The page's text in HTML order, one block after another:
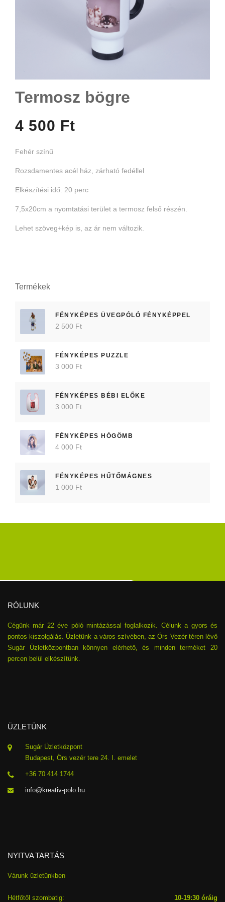
JUST HOODS PULÓVER KAPUCNIS
Termosz bögre
4 500 Ft
Fehér színű
Rozsdamentes acél ház, zárható fedéllel
Elkészítési idő: 20 perc
7,5x20cm a nyomtatási terület a termosz felső részén.
Lehet szöveg+kép is, az ár nem változik.
Termékek
FÉNYKÉPES ÜVEGPÓLÓ FÉNYKÉPPEL
2 500 Ft
FÉNYKÉPES PUZZLE
3 000 Ft
FÉNYKÉPES BÉBI ELŐKE
3 000 Ft
FÉNYKÉPES HÓGÖMB
4 000 Ft
FÉNYKÉPES HŰTŐMÁGNES
1 000 Ft
RÓLUNK
Cégünk már 22 éve póló mintázással foglalkozik. Célunk a gyors és
pontos kiszolgálás. Üzletünk a város szívében, az Örs Vezér téren lévő
Sugár Üzletközpontban könnyen elérhető, és minden terméket 20
percen belül elkészítünk.
ÜZLETÜNK
Sugár Üzletközpont
Budapest, Örs vezér tere 24. I. emelet
+36 70 414 1744
info@kreativ-polo.hu
NYITVA TARTÁS
Várunk üzletünkben
Hétfőtől szombatig: 10-19:30 óráig